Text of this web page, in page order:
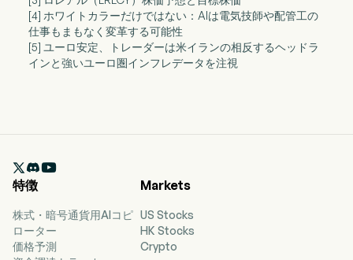
[4] ホワイトカラーだけではない：AIは電気技師や配管工の
仕事もまもなく変革する可能性
[5] ユーロ安定、トレーダーは米イランの相反するヘッドラ
インと強いユーロ圏インフレデータを注視

特徴
株式・暗号通貨用AIコピ
ローター
価格予測
Markets
US Stocks
HK Stocks
Crypto